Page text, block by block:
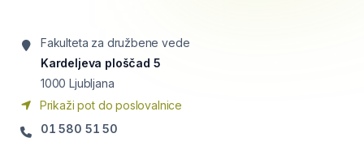
Fakulteta za družbene vede
Kardeljeva ploščad 5
1000 Ljubljana
Prikaži pot do poslovalnice
01 580 51 50